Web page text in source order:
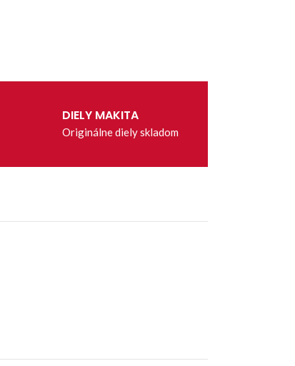
DIELY MAKITA
Originálne diely skladom